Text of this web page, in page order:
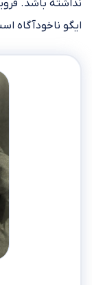
نداشته باشد.
ایگو ناخودآگاه